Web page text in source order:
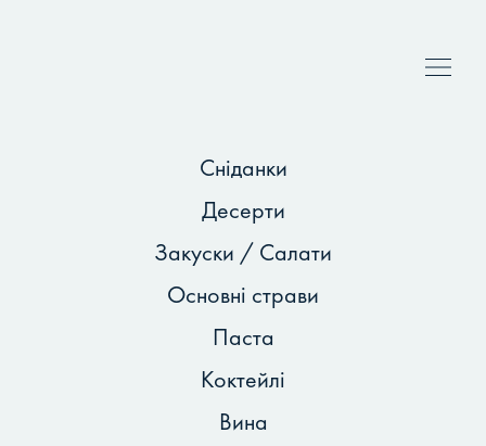
Сніданки
Десерти
Закуски / Салати
Основні страви
Паста
Коктейлі
Вина